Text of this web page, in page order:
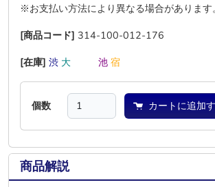
※お支払い方法により異なる場合があります。
[商品コード] 314-100-012-176
[在庫] 渋 大 池 宿
個数 カートに追加
商品解説